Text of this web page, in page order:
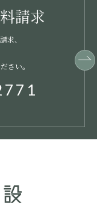
請求
求、
さい。